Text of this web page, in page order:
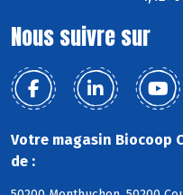
Nous suivre sur
Votre magasin Biocoop
de :